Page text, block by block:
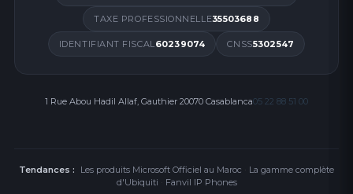
TAXE PROFESSIONNELLE35503688
IDENTIFIANT FISCAL60239074 CNSS5302547
1 Rue Abou Hadil Allaf, Gauthier 20070 Casablanca05 22 88 51 00
Tendances : Les produits Microsoft Officiel au Maroc · La gamme complète
d'Ubiquiti · Fanvil IP Phones